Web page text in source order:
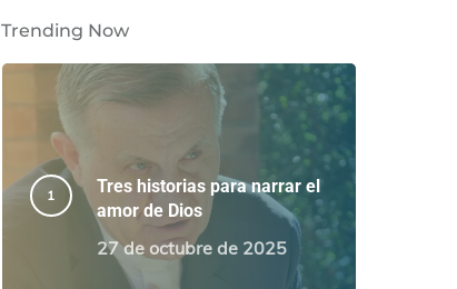
Trending Now
Tres historias para narrar el
amor de Dios
27 de octubre de 2025